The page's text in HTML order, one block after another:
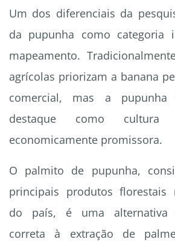
Um dos diferenciais da
da pupunha como categoria
mapeamento.
agrícolas priorizam a banana
comercial, mas a pupunha
destaque como cultura
economicamente promissora.
O palmito de pupunha,
principais produtos florestais
do país, é uma alternativa
correta à extração de